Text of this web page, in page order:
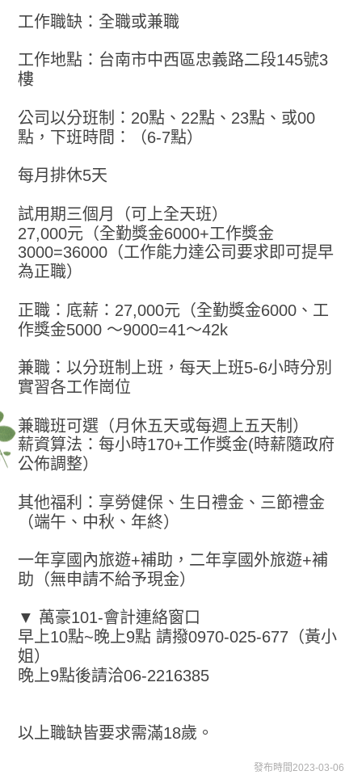
工作職缺：全職或兼職
工作地點：台南市中西區忠義路二段145號3
樓
公司以分班制：20點、22點、23點、或00
點，下班時間：（6-7點）
每月排休5天
試用期三個月（可上全天班）
27,000元（全勤獎金6000+工作獎金
3000=36000（工作能力達公司要求即可提早
為正職）
正職：底薪：27,000元（全勤獎金6000、工
作獎金5000 ～9000=41～42k
兼職：以分班制上班，每天上班5-6小時分別
實習各工作崗位
兼職班可選（月休五天或每週上五天制）
薪資算法：每小時170+工作獎金(時薪隨政府
公佈調整）
其他福利：享勞健保、生日禮金、三節禮金
（端午、中秋、年終）
一年享國內旅遊+補助，二年享國外旅遊+補
助（無申請不給予現金）
▼ 萬豪101-會計連絡窗口
早上10點~晚上9點 請撥0970-025-677（黃小
姐）
晚上9點後請洽06-2216385
以上職缺皆要求需滿18歲。
發布時間2023-03-06